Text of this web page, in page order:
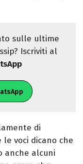
sulle ultime
Iscriviti al
di
voci dicano che
anche alcuni